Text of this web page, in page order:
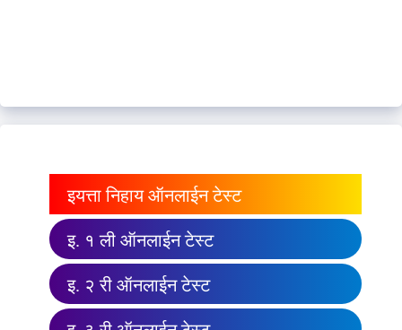
इयत्ता निहाय ऑनलाईन टेस्ट
इ. १ ली ऑनलाईन टेस्ट
इ. २ री ऑनलाईन टेस्ट